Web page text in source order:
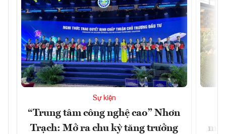
Sự kiện
“Trung tâm công nghệ cao” Nhơn
Trạch: Mở ra chu kỳ tăng trưởng